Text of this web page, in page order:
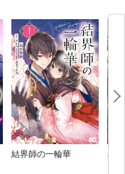
結界師の一輪華
バ